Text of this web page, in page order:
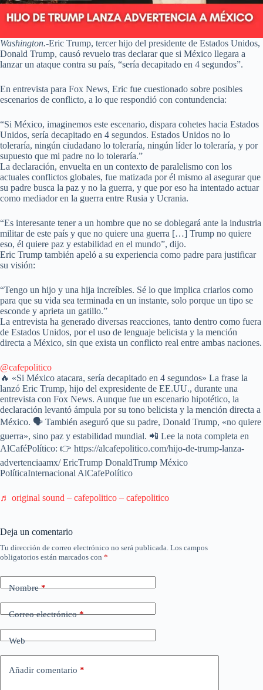
Washington.-Eric Trump, tercer hijo del presidente de Estados Unidos,
Donald Trump, causó revuelo tras declarar que si México llegara a
lanzar un ataque contra su país, “sería decapitado en 4 segundos”.
En entrevista para Fox News, Eric fue cuestionado sobre posibles
escenarios de conflicto, a lo que respondió con contundencia:
“Si México, imaginemos este escenario, dispara cohetes hacia Estados
Unidos, sería decapitado en 4 segundos. Estados Unidos no lo
toleraría, ningún ciudadano lo toleraría, ningún líder lo toleraría, y por
supuesto que mi padre no lo toleraría.”
La declaración, envuelta en un contexto de paralelismo con los
actuales conflictos globales, fue matizada por él mismo al asegurar que
su padre busca la paz y no la guerra, y que por eso ha intentado actuar
como mediador en la guerra entre Rusia y Ucrania.
“Es interesante tener a un hombre que no se doblegará ante la industria
militar de este país y que no quiere una guerra […] Trump no quiere
eso, él quiere paz y estabilidad en el mundo”, dijo.
Eric Trump también apeló a su experiencia como padre para justificar
su visión:
“Tengo un hijo y una hija increíbles. Sé lo que implica criarlos como
para que su vida sea terminada en un instante, solo porque un tipo se
esconde y aprieta un gatillo.”
La entrevista ha generado diversas reacciones, tanto dentro como fuera
de Estados Unidos, por el uso de lenguaje belicista y la mención
directa a México, sin que exista un conflicto real entre ambas naciones.
@cafepolitico
🔥 «Si México atacara, sería decapitado en 4 segundos» La frase la
lanzó Eric Trump, hijo del expresidente de EE.UU., durante una
entrevista con Fox News. Aunque fue un escenario hipotético, la
declaración levantó ámpula por su tono belicista y la mención directa a
México. 🗣️ También aseguró que su padre, Donald Trump, «no quiere
guerra», sino paz y estabilidad mundial. 📲 Lee la nota completa en
AlCaféPolítico: 👉 https://alcafepolitico.com/hijo-de-trump-lanza-
advertenciaamx/ EricTrump DonaldTrump México
PolíticaInternacional AlCafePolítico
♬ original sound – cafepolitico – cafepolitico
Deja un comentario
Tu dirección de correo electrónico no será publicada. Los campos
obligatorios están marcados con *
Nombre*
Correo electrónico*
Web
Añadir comentario *